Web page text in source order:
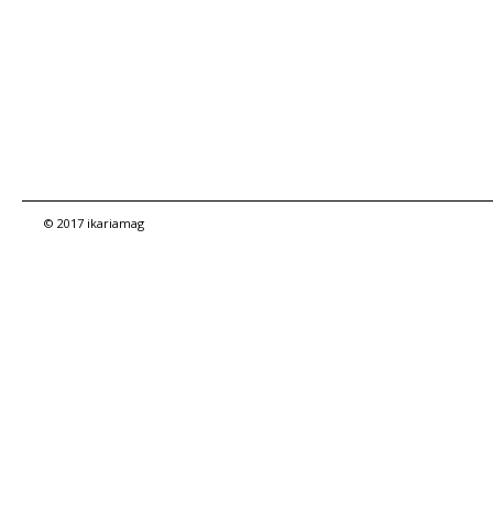
© 2017 ikariamag